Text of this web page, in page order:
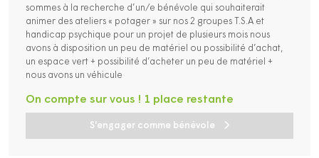
sommes à la recherche d’un/e bénévole qui souhaiterait
animer des ateliers « potager » sur nos 2 groupes T.S.A et
handicap psychique pour un projet de plusieurs mois nous
avons à disposition un peu de matériel ou possibilité d’achat,
un espace vert + possibilité d’acheter un peu de matériel +
nous avons un véhicule
S'engager comme bénévole
On compte sur vous ! 1 place restante